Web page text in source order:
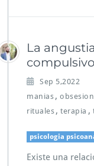
La
Sep 5,2022
manias ,
rituales , terapia ,
psicologia
Existe una